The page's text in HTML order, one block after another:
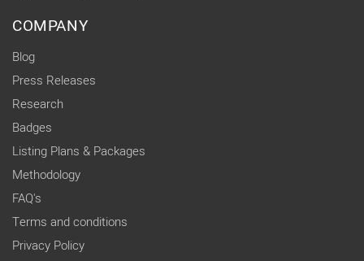
COMPANY
Blog
Press Releases
Research
Badges
Listing Plans & Packages
Methodology
FAQ's
Terms and conditions
Privacy Policy